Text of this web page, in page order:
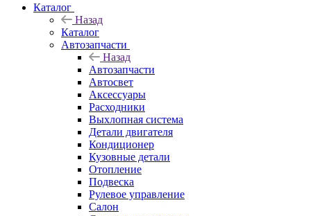
Каталог
Назад
Каталог
Автозапчасти
Назад
Автозапчасти
Автосвет
Аксессуары
Расходники
Выхлопная система
Детали двигателя
Кондиционер
Кузовные детали
Отопление
Подвеска
Рулевое управление
Салон